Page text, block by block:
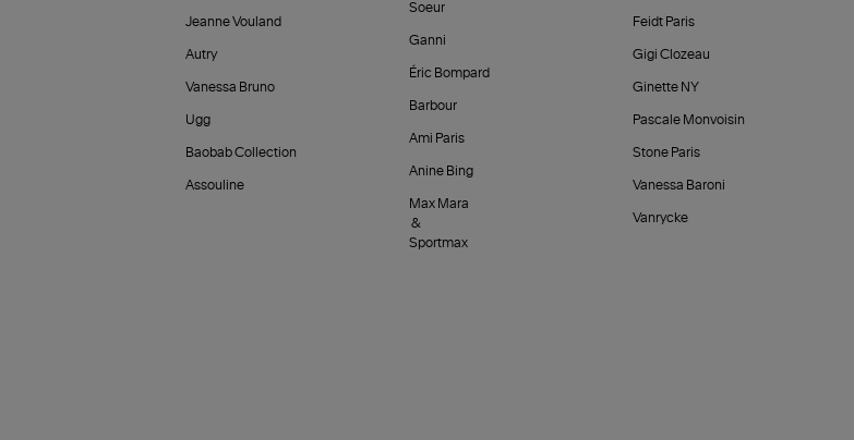
Jeanne Vouland
Autry
Vanessa Bruno
Ugg
Baobab Collection
Assouline
Soeur
Ganni
Éric Bompard
Barbour
Ami Paris
Anine Bing
Max Mara
&
Sportmax
Feidt Paris
Gigi Clozeau
Ginette NY
Pascale Monvoisin
Stone Paris
Vanessa Baroni
Vanrycke